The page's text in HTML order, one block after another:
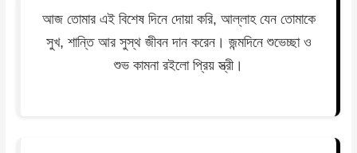
আজ তোমার এই বিশেষ দিনে দোয়া করি, আল্লাহ যেন তোমাকে
সুখ, শান্তি আর সুস্থ জীবন দান করেন। জন্মদিনে শুভেচ্ছা ও
শুভ কামনা রইলো প্রিয় স্ত্রী।